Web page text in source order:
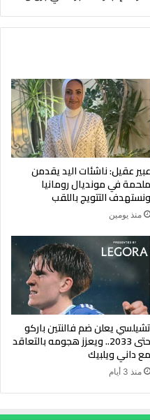
عبير عقيل: ناشئات اليد يقدمن
ملحمة في مونديال رومانيا
ونستهدف التتويج باللقب
منذ يومين
تشيلسي يعلن ضم فالنتين باركو
حتى 2033.. ويعزز هجومه بالتعاقد
مع داني ويلبيك
منذ 3 أيام